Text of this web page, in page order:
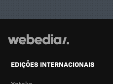
EDIÇÕES INTERNACIONAIS